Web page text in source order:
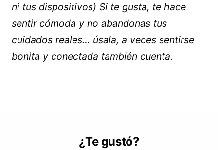
ni tus dispositivos) Si te gusta, te hace
sentir cómoda y no abandonas tus
cuidados reales… úsala, a veces sentirse
bonita y conectada también cuenta.
¿Te gustó?